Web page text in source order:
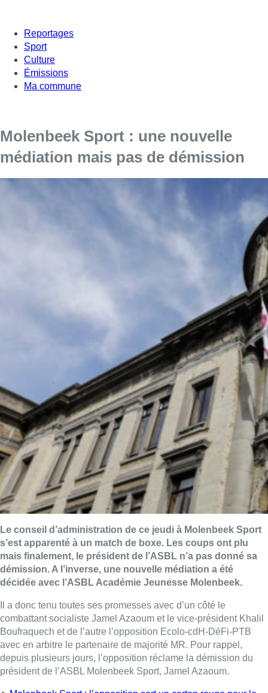
Reportages
Sport
Culture
Émissions
Ma commune
Molenbeek Sport : une nouvelle
médiation mais pas de démission
Le conseil d’administration de ce jeudi à Molenbeek Sport
s’est apparenté à un match de boxe. Les coups ont plu
mais finalement, le président de l’ASBL n’a pas donné sa
démission. A l’inverse, une nouvelle médiation a été
décidée avec l’ASBL Académie Jeunesse Molenbeek.
Il a donc tenu toutes ses promesses avec d’un côté le
combattant socialiste Jamel Azaoum et le vice-président Khalil
Boufraquech et de l’autre l’opposition Ecolo-cdH-DéFi-PTB
avec en arbitre le partenaire de majorité MR. Pour rappel,
depuis plusieurs jours, l’opposition réclame la démission du
président de l’ASBL Molenbeek Sport, Jamel Azaoum.